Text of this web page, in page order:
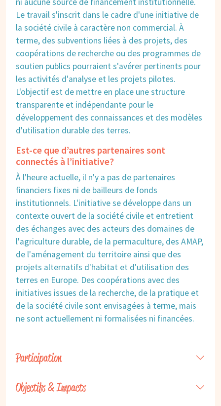
Le travail s'inscrit dans le cadre d'une initiative de
la société civile à caractère non commercial. À
terme, des subventions liées à des projets, des
coopérations de recherche ou des programmes de
soutien publics pourraient s'avérer pertinents pour
les activités d'analyse et les projets pilotes.
L'objectif est de mettre en place une structure
transparente et indépendante pour le
développement des connaissances et des modèles
d'utilisation durable des terres.
Est-ce que d’autres partenaires sont
connectés à l’initiative?
À l'heure actuelle, il n'y a pas de partenaires
financiers fixes ni de bailleurs de fonds
institutionnels. L'initiative se développe dans un
contexte ouvert de la société civile et entretient
des échanges avec des acteurs des domaines de
l'agriculture durable, de la permaculture, des AMAP,
de l'aménagement du territoire ainsi que des
projets alternatifs d'habitat et d'utilisation des
terres en Europe. Des coopérations avec des
initiatives issues de la recherche, de la pratique et
de la société civile sont envisagées à terme, mais
ne sont actuellement ni formalisées ni financées.
Participation
Objectifs & Impacts